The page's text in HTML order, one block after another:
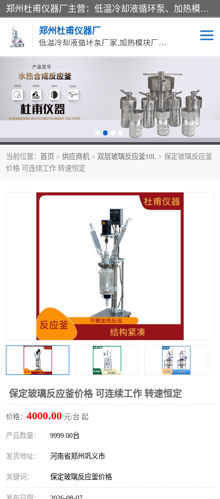
郑州杜甫仪器厂主营：低温冷却液循环泵、加热模块、水热合成反应釜、水油浴锅、旋转蒸发器、循环水真空泵等产品。郑州杜甫仪器厂在众多的教学仪器行业中依靠科技力量扬长避短、迅速发展，成为国家教委*生产教学仪器的厂家，产品具有国内良好水平，主导产品通过ISO9002质量认证。
郑州杜甫仪器厂
低温冷却液循环泵厂家,加热模块厂家,水热合成反应釜厂家,水油浴锅厂家,旋转蒸发器厂家
当前位置： 首页 > 供应商机 > 双层玻璃反应釜10L > 保定玻璃反应釜
价格 可连续工作 转速恒定
保定玻璃反应釜价格 可连续工作 转速恒定
价格： 4000.00 元/台 起
产品数量： 9999.00台
发货地址： 河南省郑州巩义市
关键词： 保定玻璃反应釜价格
循环水真空泵厂家 水热合成反应釜厂家
低温冷却液循环泵厂家 加热模块厂家
气流烘干器
旋转蒸发器厂家 双层玻璃反应釜10L
五抽头循环水真空泵
多功能油浴锅
电动搅拌器